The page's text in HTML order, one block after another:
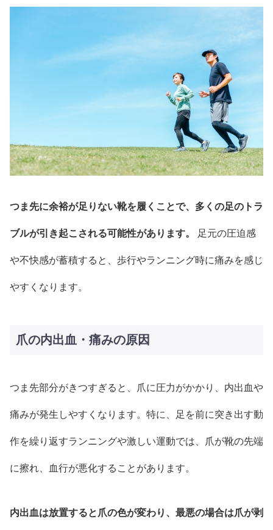
つま先に余裕が足りない靴を履くことで、多くの足のトラ
ブルが引き起こされる可能性があります。 足元の圧迫感
や不快感が蓄積すると、歩行やランニング時に痛みを感じ
やすくなります。
爪の内出血・痛みの原因
つま先部分がきつすぎると、爪に圧力がかかり、内出血や
痛みが発生しやすくなります。特に、足を前に突き出す動
作を繰り返すランニングや激しい運動では、爪が靴の先端
に擦れ、血行が悪化することがあります。
内出血は放置すると爪の色が変わり、最悪の場合は爪が剥